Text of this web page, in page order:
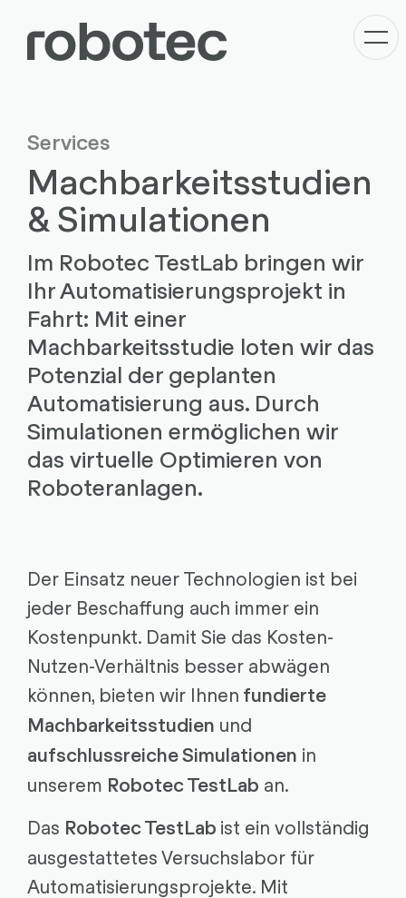
Services
Machbarkeitsstudien
& Simulationen
Im Robotec TestLab bringen wir
Ihr Automatisierungsprojekt in
Fahrt: Mit einer
Machbarkeitsstudie loten wir das
Potenzial der geplanten
Automatisierung aus. Durch
Simulationen ermöglichen wir
das virtuelle Optimieren von
Roboteranlagen.
Der Einsatz neuer Technologien ist bei
jeder Beschaffung auch immer ein
Kostenpunkt. Damit Sie das Kosten-
Nutzen-Verhältnis besser abwägen
können, bieten wir Ihnen fundierte
Machbarkeitsstudien und
aufschlussreiche Simulationen in
unserem Robotec TestLab an.
Das Robotec TestLab ist ein vollständig
ausgestattetes Versuchslabor für
Automatisierungsprojekte. Mit